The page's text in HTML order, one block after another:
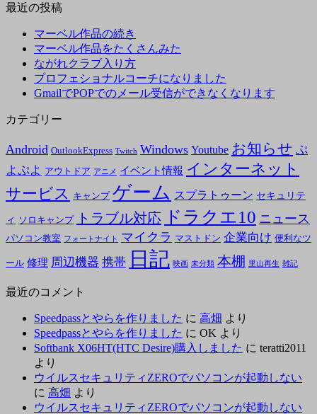
最近の投稿
マーベル作品の続き
マーベル作品をたくさんみた
ながれクラブ入り方
プロフェショナルコーチになりました
GmailでPOPでのメール受信ができなくなります
カテゴリー
Android OutlookExpress Twitch Windows Youtube お知らせ ぷ
よぷよ
アウトドア アニメ イベント情報 インターネット
サービス
キャンプ ゲーム スプラトゥーン セキュリテ
ィ ソロキャンプ トラブル対応 ドラクエ10 ニュース
パソコン教室 フォートナイト マイクラ マストドン 企業向け 便利なツ
ール 修理 周辺機器 携帯 日記 映画 未分類 本棚 里山再生 雑記
最近のコメント
Speedpassとやらを作りました に 高畑 より
Speedpassとやらを作りました に OK より
Softbank X06HT(HTC Desire)購入しました に teratti2011
より
ウイルスセキュリティZEROでパソコンが起動しない
に 高畑 より
ウイルスセキュリティZEROでパソコンが起動しない